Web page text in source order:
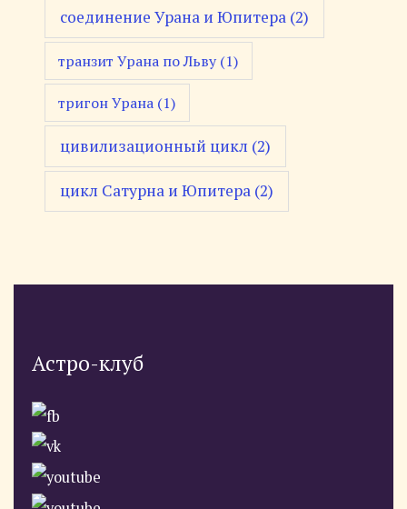
соединение Урана и Юпитера(2)
транзит Урана по Льву(1)
тригон Урана (1)
цивилизационный цикл (2)
цикл Сатурна и Юпитера(2)
Астро-клуб